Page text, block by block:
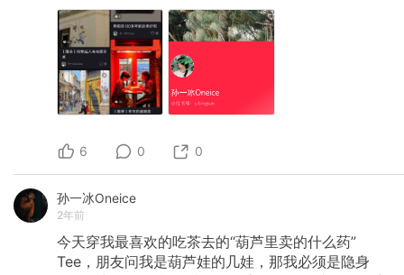
6 0 0
孙一冰Oneice
2年前
今天穿我最喜欢的吃茶去的“葫芦里卖的什么药”
Tee，朋友问我是葫芦娃的几娃，那我必须是隐身